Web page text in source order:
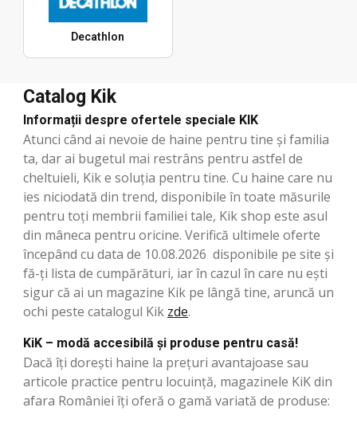
Decathlon
Catalog Kik
Informații despre ofertele speciale KIK
Atunci când ai nevoie de haine pentru tine și familia
ta, dar ai bugetul mai restrâns pentru astfel de
cheltuieli, Kik e soluția pentru tine. Cu haine care nu
ies niciodată din trend, disponibile în toate măsurile
pentru toți membrii familiei tale, Kik shop este asul
din mâneca pentru oricine. Verifică ultimele oferte
începând cu data de 10.08.2026 disponibile pe site și
fă-ți lista de cumpărături, iar în cazul în care nu ești
sigur că ai un magazine Kik pe lângă tine, aruncă un
ochi peste catalogul Kik zde.
KiK – modă accesibilă și produse pentru casă!
Dacă îți dorești haine la prețuri avantajoase sau
articole practice pentru locuință, magazinele KiK din
afara României îți oferă o gamă variată de produse: